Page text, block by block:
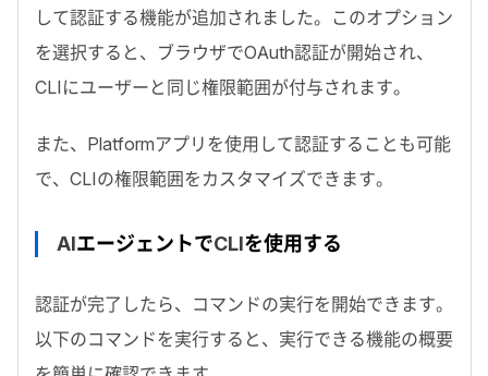
して認証する機能が追加されました。このオプション
を選択すると、ブラウザでOAuth認証が開始され、
CLI にユーザーと同じ権限範囲が付与されます。
また、 Platformアプリを使用して認証することも可能
で、 CLIの権限範囲をカスタマイズできます。
AIエージェントでCLIを使用する
認証が完了したら、コマンドの実行を開始できます。
以下のコマンドを実行すると、実行できる機能の概要